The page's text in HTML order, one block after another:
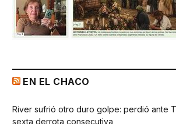
EN EL CHACO
River sufrió otro duro golpe: perdió ante
sexta derrota consecutiva